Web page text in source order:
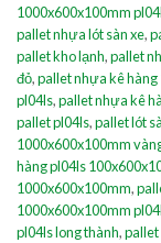
1000x600x100mm
pallet nhựa lót sàn xe,
pallet kho lạnh,pallet
đỏ,pallet nhựa kê
pl04ls,pallet nhựa kê
pallet pl04ls,pallet lót
1000x600x100mm
hàng pl04ls
1000x600x100mm,
1000x600x100mm
pl04ls long thành,pallet